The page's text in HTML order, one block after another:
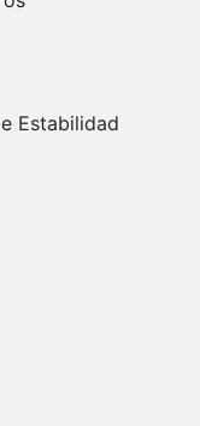
Estabilidad